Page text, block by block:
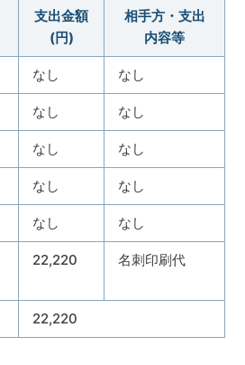
支出金額
(円)
相手方・支出
内容等
なし なし
なし なし
なし なし
なし なし
なし なし
22,220 名刺印刷代
22,220